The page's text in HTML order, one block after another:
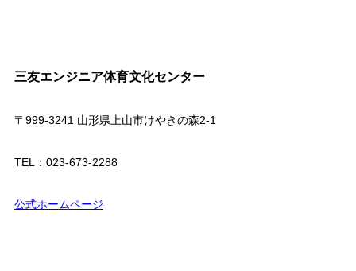
三友エンジニア体育文化センター
〒999-3241 山形県上山市けやきの森2-1
TEL：023-673-2288
公式ホームページ